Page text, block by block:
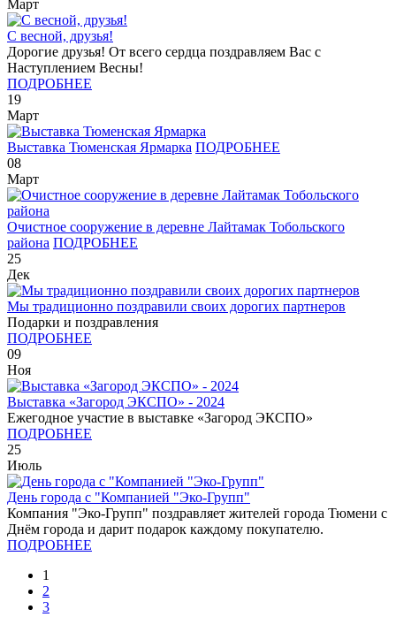
Март
С весной, друзья!
Дорогие друзья! От всего сердца поздравляем Вас с
Наступлением Весны!
ПОДРОБНЕЕ
19
Март
Выставка Тюменская Ярмарка ПОДРОБНЕЕ
08
Март
Очистное сооружение в деревне Лайтамак Тобольского
района ПОДРОБНЕЕ
25
Дек
Мы традиционно поздравили своих дорогих партнеров
Подарки и поздравления
ПОДРОБНЕЕ
09
Ноя
Выставка «Загород ЭКСПО» - 2024
Ежегодное участие в выставке «Загород ЭКСПО»
ПОДРОБНЕЕ
25
Июль
День города с "Компанией "Эко-Групп"
Компания "Эко-Групп" поздравляет жителей города Тюмени с
Днём города и дарит подарок каждому покупателю.
ПОДРОБНЕЕ
1
2
3